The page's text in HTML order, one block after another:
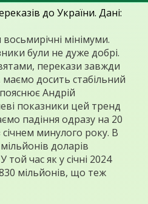
до України. Дані:
мінімуми.
були не дуже добрі.
перекази завжди
досить стабільний
Андрій
показники цей тренд
падіння одразу на 20
січнем минулого року. В
доларів
час як у січні 2024
мільйонів, що теж